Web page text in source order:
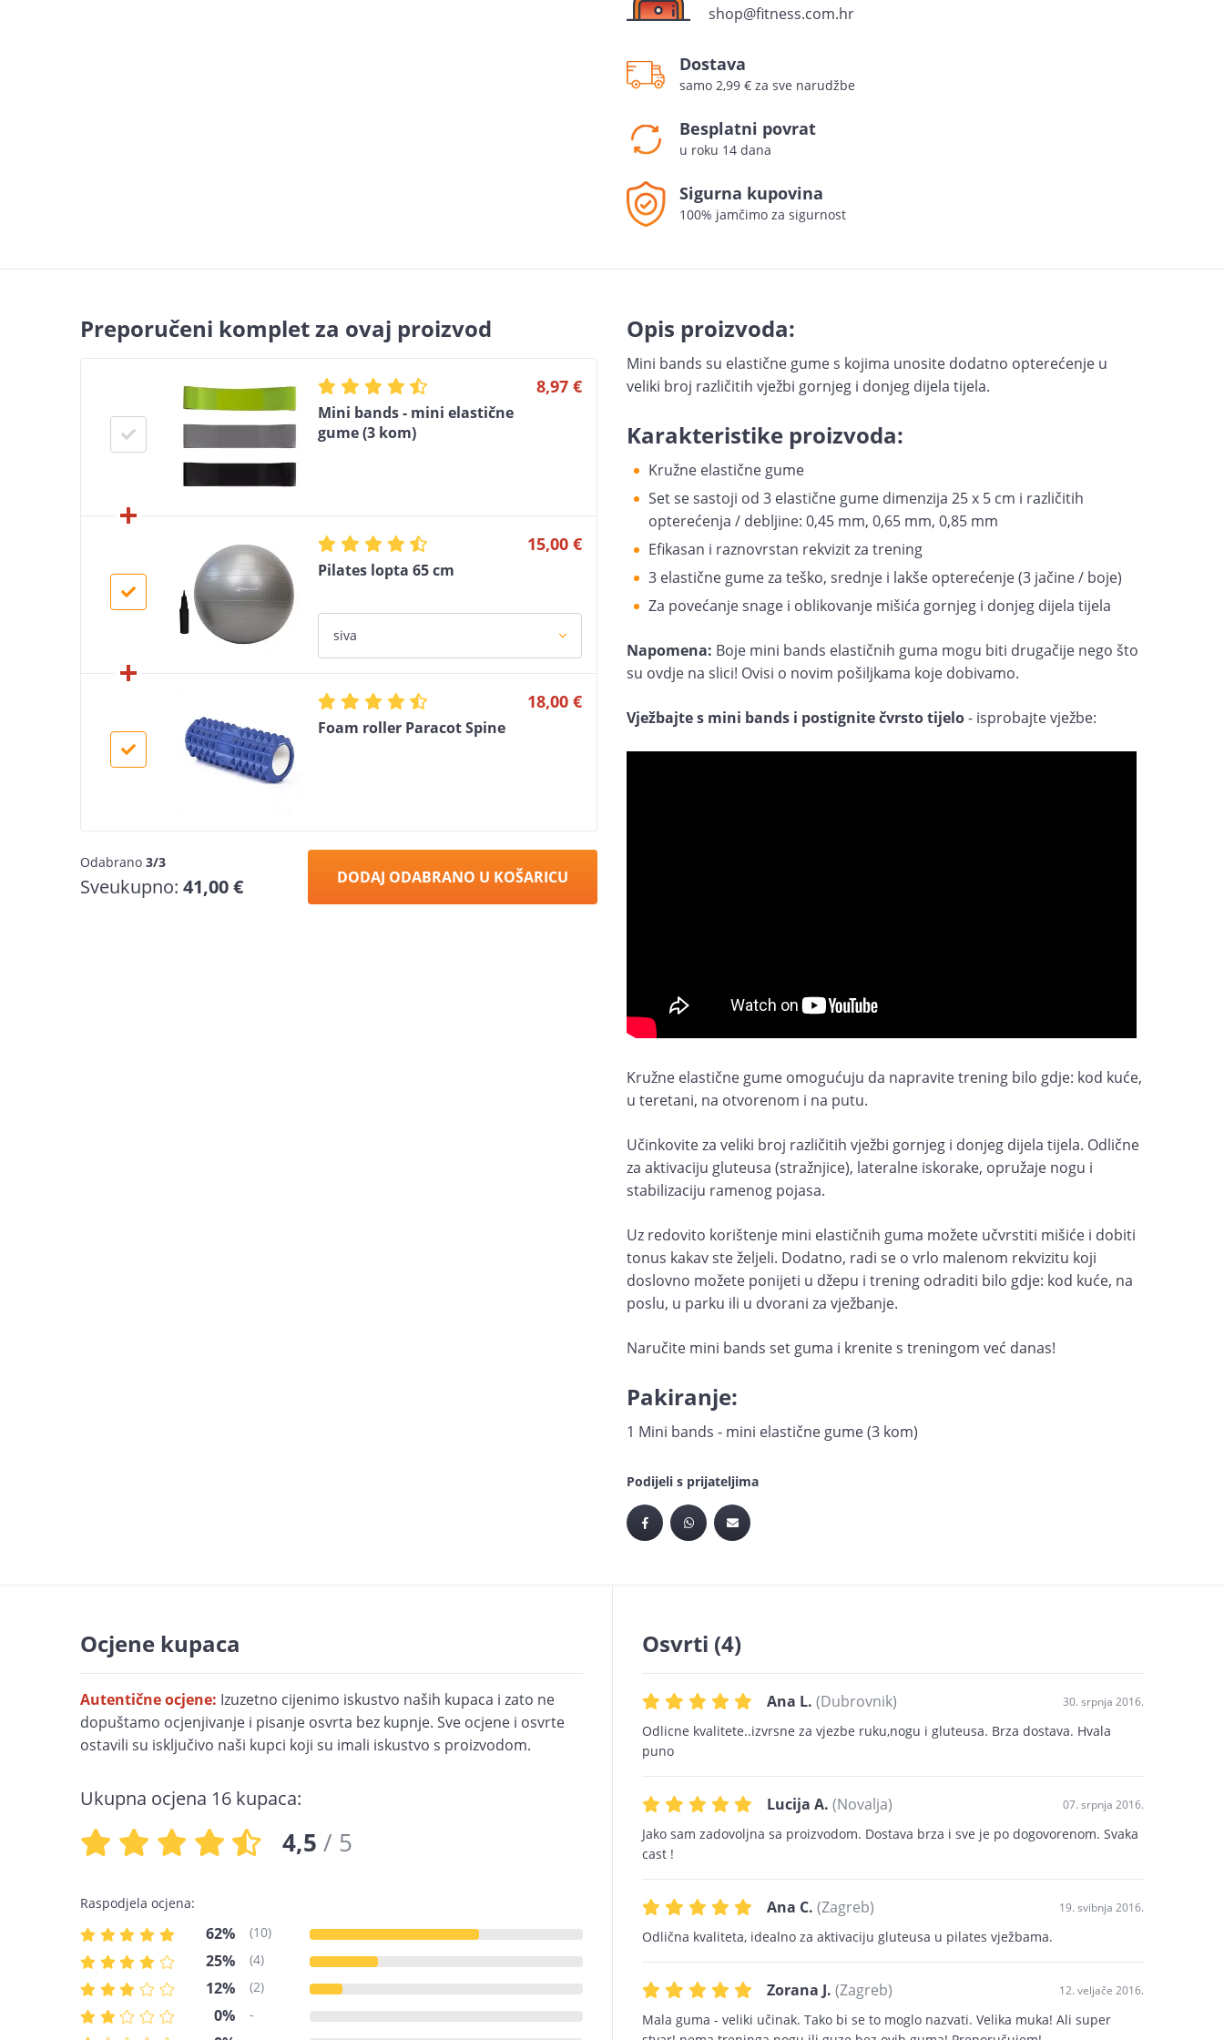
shop@fitness.com.hr
Dostava
samo 2,99 € za sve narudžbe
Besplatni povrat
u roku 14 dana
Sigurna kupovina
100% jamčimo za sigurnost
Opis proizvoda:
Mini bands su elastične gume s kojima unosite dodatno opterećenje u
veliki broj različitih vježbi gornjeg i donjeg dijela tijela.
Karakteristike proizvoda:
Kružne elastične gume
Set se sastoji od 3 elastične gume dimenzija 25 x 5 cm i različitih
opterećenja / debljine: 0,45 mm, 0,65 mm, 0,85 mm
Efikasan i raznovrstan rekvizit za trening
3 elastične gume za teško, srednje i lakše opterećenje (3 jačine / boje)
Za povećanje snage i oblikovanje mišića gornjeg i donjeg dijela tijela
Napomena: Boje mini bands elastičnih guma mogu biti drugačije nego što
su ovdje na slici! Ovisi o novim pošiljkama koje dobivamo.
Vježbajte s mini bands i postignite čvrsto tijelo- isprobajte vježbe:
Kružne elastične gume omogućuju da napravite trening bilo gdje: kod kuće,
u teretani, na otvorenom i na putu.
Učinkovite za veliki broj različitih vježbi gornjeg i donjeg dijela tijela. Odlične
za aktivaciju gluteusa (stražnjice), lateralne iskorake, opružaje nogu i
stabilizaciju ramenog pojasa.
Uz redovito korištenje mini elastičnih guma možete učvrstiti mišiće i dobiti
tonus kakav ste željeli. Dodatno, radi se o vrlo malenom rekvizitu koji
doslovno možete ponijeti u džepu i trening odraditi bilo gdje: kod kuće, na
poslu, u parku ili u dvorani za vježbanje.
Naručite mini bands set guma i krenite s treningom već danas!
Pakiranje:
1 Mini bands - mini elastične gume (3 kom)
Podijeli s prijateljima
Preporučeni komplet za ovaj proizvod
Mini bands - mini elastične
gume (3 kom)
8,97 €
Pilates lopta 65 cm
15,00 €
Foam roller Paracot Spine
18,00 €
Odabrano 3/3
Sveukupno: 41,00 € DODAJ ODABRANO U KOŠARICU
Ocjene kupaca
Autentične ocjene: Izuzetno cijenimo iskustvo naših kupaca i zato ne
dopuštamo ocjenjivanje i pisanje osvrta bez kupnje. Sve ocjene i osvrte
ostavili su isključivo naši kupci koji su imali iskustvo s proizvodom.
Ukupna ocjena 16 kupaca:
4,5/ 5
Raspodjela ocjena:
62% (10)
25% (4)
12% (2)
0% -
Osvrti (4)
Ana L. (Dubrovnik) 30. srpnja 2016.
Odlicne kvalitete..izvrsne za vjezbe ruku,nogu i gluteusa. Brza dostava. Hvala
puno
Lucija A. (Novalja) 07. srpnja 2016.
Jako sam zadovoljna sa proizvodom. Dostava brza i sve je po dogovorenom. Svaka
cast !
Ana C. (Zagreb) 19. svibnja 2016.
Odlična kvaliteta, idealno za aktivaciju gluteusa u pilates vježbama.
Zorana J. (Zagreb) 12. veljače 2016.
Mala guma - veliki učinak. Tako bi se to moglo nazvati. Velika muka! Ali super